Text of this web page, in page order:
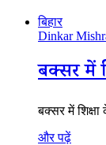
बिहार
Dinkar
बक्सर में
बक्सर में
और पढ़ें